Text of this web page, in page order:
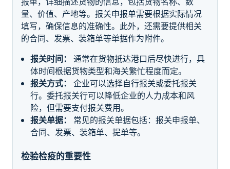
量、价值、产地等。报关申报单需要根据实际情况
填写，确保信息的准确性。此外，还需要提供相关
的合同、发票、装箱单等单据作为附件。
报关时间：
通常在货物抵达港口后尽快进行，具
体时间根据货物类型和海关繁忙程度而定。
报关方式：
企业可以选择自行报关或委托报关
行。委托报关行可以降低企业的人力成本和风
险，但需要支付报关费用。
报关单据：
常见的报关单据包括：报关申报单、
合同、发票、装箱单、提单等。
检验检疫的重要性